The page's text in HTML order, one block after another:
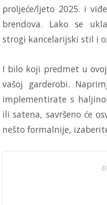
proljeće/ljeto 2025. i
brendova. Lako se
strogi kancelarijski stil i
I bilo koji predmet u
vašoj garderobi.
implementirate s
ili satena, savršeno će
nešto formalnije,